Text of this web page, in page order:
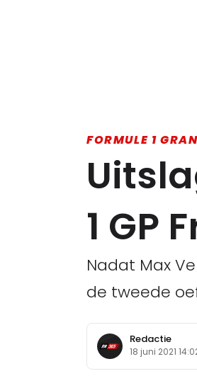
FORMULE 1
1 GP
Nadat Max
de tweede
Redactie
18 juni 2021